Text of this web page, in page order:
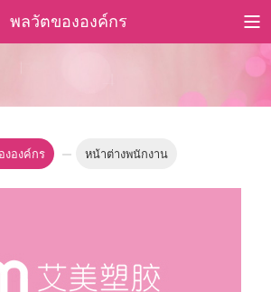
พลวัตขององค์กร
งองค์กร หน้าต่างพนักงาน